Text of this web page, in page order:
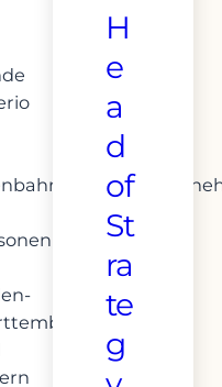
H
e
a
d
of
St
ra
te
g